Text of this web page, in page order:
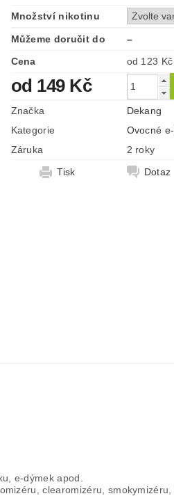
Množství nikotinu
Můžeme doručit do
–
Cena
od 123 Kč
od 149 Kč
Značka
Dekang
Kategorie
Ovocné
Záruka
2 roky
Tisk
Dotaz
e-dýmek apod.
clearomizéru, smokymizéru,